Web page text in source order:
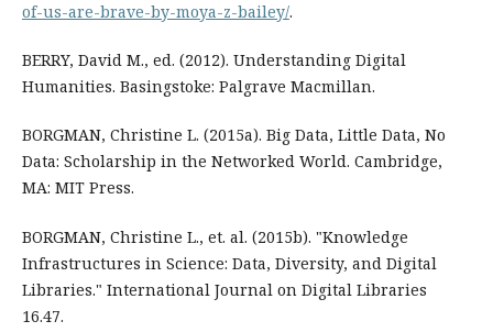
of-us-are-brave-by-moya-z-bailey/.
BERRY, David M., ed. (2012). Understanding Digital
Humanities. Basingstoke: Palgrave Macmillan.
BORGMAN, Christine L. (2015a). Big Data, Little Data, No
Data: Scholarship in the Networked World. Cambridge,
MA: MIT Press.
BORGMAN, Christine L., et. al. (2015b). "Knowledge
Infrastructures in Science: Data, Diversity, and Digital
Libraries." International Journal on Digital Libraries
16.47.